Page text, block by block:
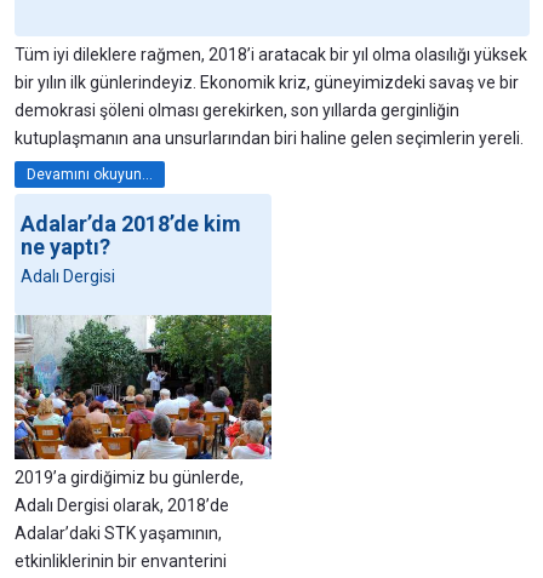
Tüm iyi dileklere rağmen, 2018’i aratacak bir yıl olma olasılığı yüksek
bir yılın ilk günlerindeyiz. Ekonomik kriz, güneyimizdeki savaş ve bir
demokrasi şöleni olması gerekirken, son yıllarda gerginliğin
kutuplaşmanın ana unsurlarından biri haline gelen seçimlerin yereli.
Devamını okuyun...
Adalar’da 2018’de kim
ne yaptı?
Adalı Dergisi
2019’a girdiğimiz bu günlerde,
Adalı Dergisi olarak, 2018’de
Adalar’daki STK yaşamının,
etkinliklerinin bir envanterini